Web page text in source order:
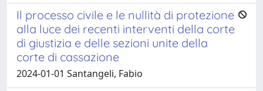
Il processo civile e le nullità di protezione
alla luce dei recenti interventi della corte
di giustizia e delle sezioni unite della
corte di cassazione
2024-01-01 Santangeli, Fabio